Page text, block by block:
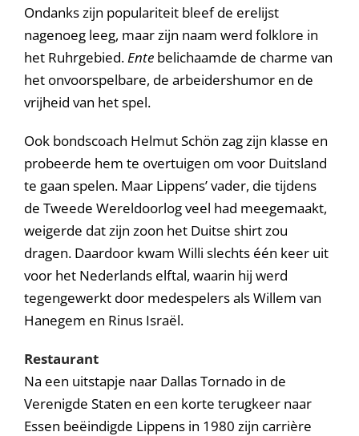
Ondanks zijn populariteit bleef de erelijst
nagenoeg leeg, maar zijn naam werd folklore in
het Ruhrgebied.Ente belichaamde de charme van
het onvoorspelbare, de arbeidershumor en de
vrijheid van het spel.
Ook bondscoach Helmut Schön zag zijn klasse en
probeerde hem te overtuigen om voor Duitsland
te gaan spelen. Maar Lippens’ vader, die tijdens
de Tweede Wereldoorlog veel had meegemaakt,
weigerde dat zijn zoon het Duitse shirt zou
dragen. Daardoor kwam Willi slechts één keer uit
voor het Nederlands elftal, waarin hij werd
tegengewerkt door medespelers als Willem van
Hanegem en Rinus Israël.
Restaurant
Na een uitstapje naar Dallas Tornado in de
Verenigde Staten en een korte terugkeer naar
Essen beëindigde Lippens in 1980 zijn carrière